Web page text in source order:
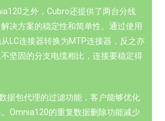
之外，Cubro还提供了两台分线
决方案的稳定性和简单性。通过使用
LC连接器转换为MTP连接器，反之亦
坚固的分支电缆相比，连接要稳定得
据包代理的过滤功能，客户能够优化
Omnia120的重复数据删除功能减少